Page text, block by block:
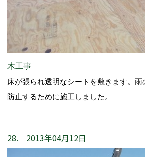
木工事
床が張られ透明なシートを敷きます。
防止するために施工しました。
28. 2013年04月12日